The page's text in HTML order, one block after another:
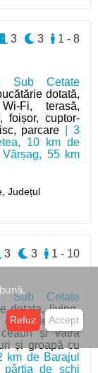
Sub Cetate
dotată,
Wi-Fi, terasă,
foișor, cuptor-
parcare | 3
10 km de
55 km
Județul
1 - 8
3
3
Sub Cetate
dotata, living-
curte de 4000
ceaun și vatră
și groapă cu
de Barajul
de schi
1 - 10
3
3
Refuz Accept